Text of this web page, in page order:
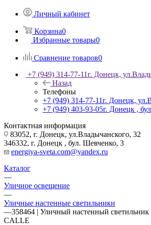
Личный кабинет
Корзина0
Избранные товары0
Сравнение товаров0
+7 (949) 314-77-11г. Донецк,
Назад
Телефоны
+7 (949) 314-77-11г. Донецк,
+7 (949) 403-93-05г. Донецк ,
Контактная информация
83052, г. Донецк, ул.Владычанского, 32
346332, г. Донецк , бул. Шевченко, 3
energiya-sveta.com@yandex.ru
Каталог
—
Уличное освещение
—
Уличные настенные светильники
—358464 | Уличный настенный
CALLE